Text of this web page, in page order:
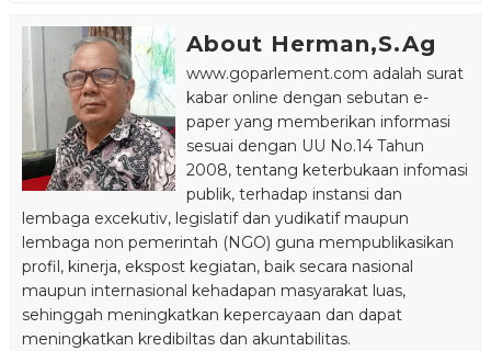
About Herman,S.Ag
www.goparlement.com adalah surat
kabar online dengan sebutan e-
paper yang memberikan informasi
sesuai dengan UU No.14 Tahun
2008, tentang keterbukaan infomasi
publik, terhadap instansi dan
lembaga excekutiv, legislatif dan yudikatif maupun
lembaga non pemerintah (NGO) guna mempublikasikan
profil, kinerja, ekspost kegiatan, baik secara nasional
maupun internasional kehadapan masyarakat luas,
sehinggah meningkatkan kepercayaan dan dapat
meningkatkan kredibiltas dan akuntabilitas.